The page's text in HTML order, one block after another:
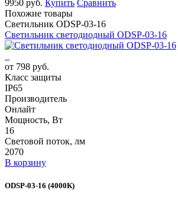
9950 руб. Купить Сравнить
Похожие товары
Светильник ODSP-03-16
Светильник светодиодный ODSP-03-16
от 798 руб.
Класс защиты
IP65
Производитель
Онлайт
Мощность, Вт
16
Световой поток, лм
2070
В корзину
ODSP-03-16 (4000К)